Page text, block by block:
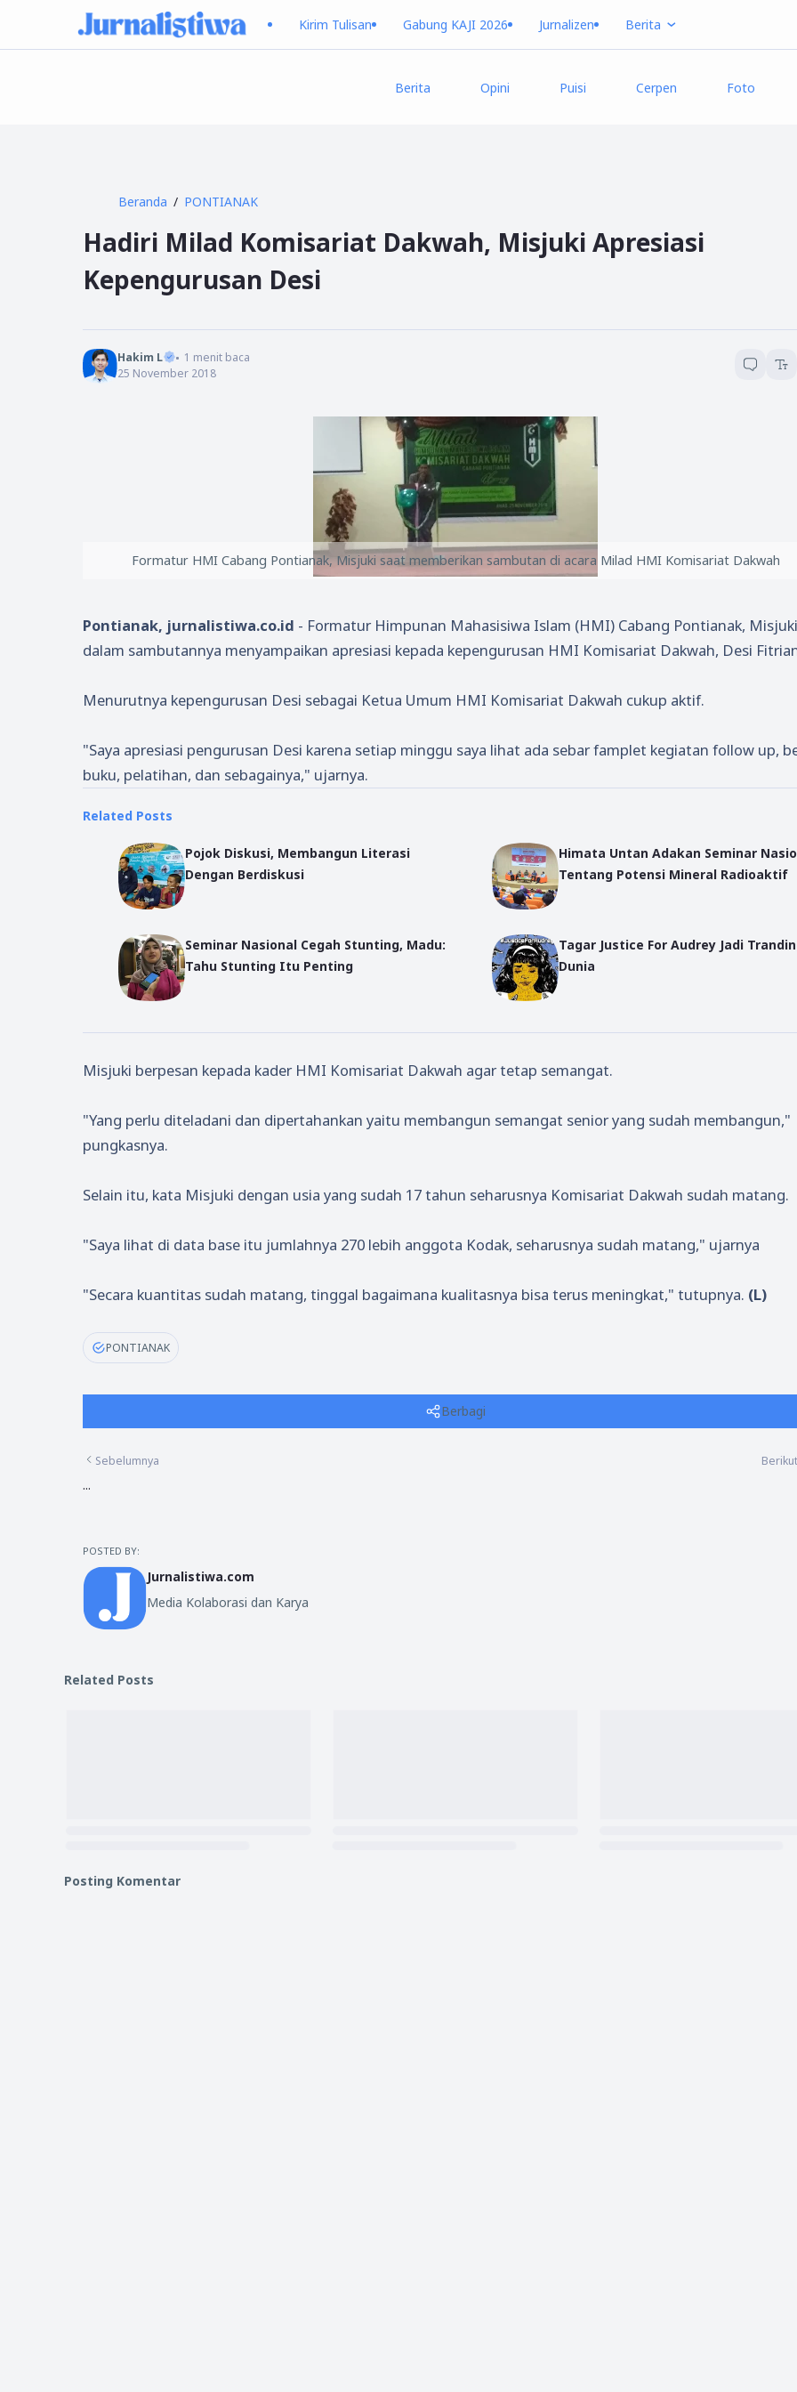
Kirim Tulisan Gabung KAJI 2026 Jurnalizen Berita
Berita Opini Puisi Cerpen Foto
Beranda PONTIANAK
Hadiri Milad Komisariat Dakwah, Misjuki Apresiasi
Kepengurusan Desi
Hakim L 1 menit baca
25 November 2018
Formatur HMI Cabang Pontianak, Misjuki saat memberikan sambutan di acara Milad HMI Komisariat Dakwah
Pontianak, jurnalistiwa.co.id - Formatur Himpunan Mahasisiwa Islam (HMI) Cabang Pontianak, Misjuki
dalam sambutannya menyampaikan apresiasi kepada kepengurusan HMI Komisariat Dakwah, Desi
Menurutnya kepengurusan Desi sebagai Ketua Umum HMI Komisariat Dakwah cukup aktif.
"Saya apresiasi pengurusan Desi karena setiap minggu saya lihat ada sebar famplet kegiatan follow up,
buku, pelatihan, dan sebagainya," ujarnya.
Related Posts
Pojok Diskusi, Membangun Literasi
Dengan Berdiskusi
Himata Untan Adakan Seminar
Tentang Potensi Mineral Radioaktif
Seminar Nasional Cegah Stunting, Madu:
Tahu Stunting Itu Penting
Tagar Justice For Audrey Jadi
Dunia
Misjuki berpesan kepada kader HMI Komisariat Dakwah agar tetap semangat.
"Yang perlu diteladani dan dipertahankan yaitu membangun semangat senior yang sudah membangun,"
pungkasnya.
Selain itu, kata Misjuki dengan usia yang sudah 17 tahun seharusnya Komisariat Dakwah sudah matang.
"Saya lihat di data base itu jumlahnya 270 lebih anggota Kodak, seharusnya sudah matang," ujarnya
"Secara kuantitas sudah matang, tinggal bagaimana kualitasnya bisa terus meningkat," tutupnya. (L)
PONTIANAK
Berbagi
Sebelumnya
...
POSTED BY:
Jurnalistiwa.com
Media Kolaborasi dan Karya
Related Posts
Posting Komentar